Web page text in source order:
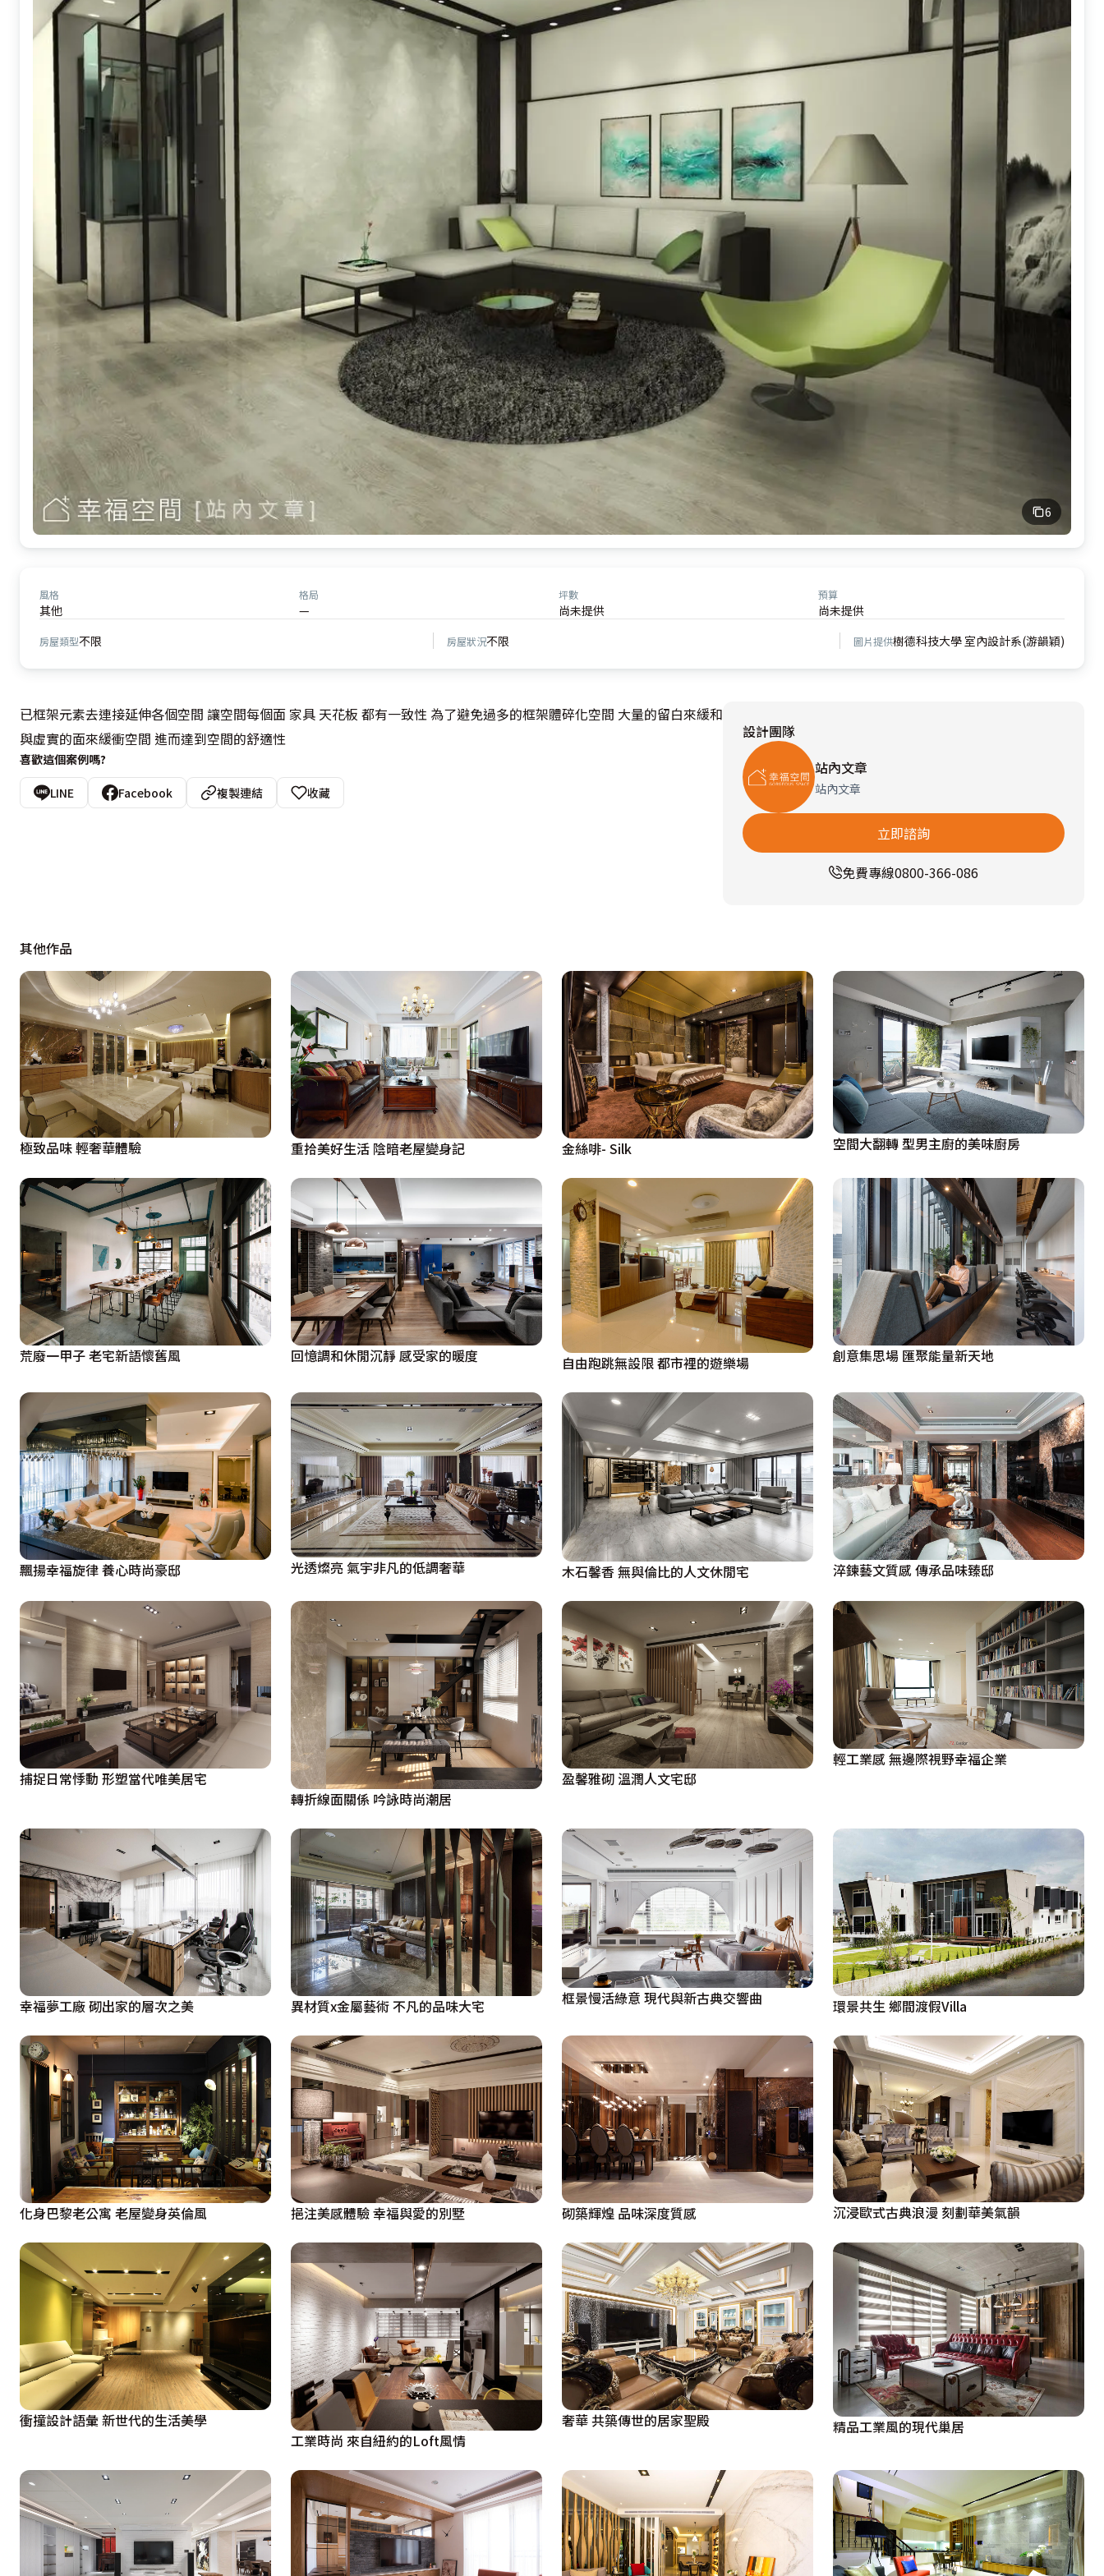
6
風格
其他
格局
—
坪數
尚未提供
預算
尚未提供
房屋類型不限 房屋狀況不限 圖片提供樹德科技大學 室內設計系(游韻穎)
已框架元素去連接延伸各個空間 讓空間每個面 家具 天花板 都有一致性 為了避免過多的框架體碎化空間 大量的留白來緩和
與虛實的面來緩衝空間 進而達到空間的舒適性
喜歡這個案例嗎?
LINE Facebook 複製連結 收藏
設計團隊
站內文章
站內文章
立即諮詢
免費專線0800-366-086
其他作品
極致品味 輕奢華體驗 重拾美好生活 陰暗老屋變身記 金絲啡- Silk 空間大翻轉 型男主廚的美味廚房
荒廢一甲子 老宅新語懷舊風 回憶調和休閒沉靜 感受家的暖度 自由跑跳無設限 都市裡的遊樂場 創意集思場 匯聚能量新天地
飄揚幸福旋律 養心時尚豪邸 光透燦亮 氣宇非凡的低調奢華 木石馨香 無與倫比的人文休閒宅 淬鍊藝文質感 傳承品味臻邸
捕捉日常悸動 形塑當代唯美居宅
轉折線面關係 吟詠時尚潮居
盈馨雅砌 溫潤人文宅邸
輕工業感 無邊際視野幸福企業
幸福夢工廠 砌出家的層次之美 異材質x金屬藝術 不凡的品味大宅 框景慢活綠意 現代與新古典交響曲 環景共生 鄉間渡假Villa
化身巴黎老公寓 老屋變身英倫風 挹注美感體驗 幸福與愛的別墅 砌築輝煌 品味深度質感 沉浸歐式古典浪漫 刻劃華美氣韻
衝撞設計語彙 新世代的生活美學
工業時尚 來自紐約的Loft風情
奢華 共築傳世的居家聖殿 精品工業風的現代巢居